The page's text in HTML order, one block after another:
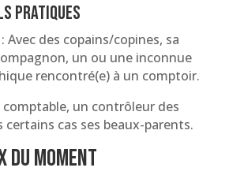
pratiques
: Avec des copains/copines, sa
un ou une inconnue
rencontré(e) à un comptoir.
comptable, un contrôleur des
certains cas ses beaux-parents.
du moment